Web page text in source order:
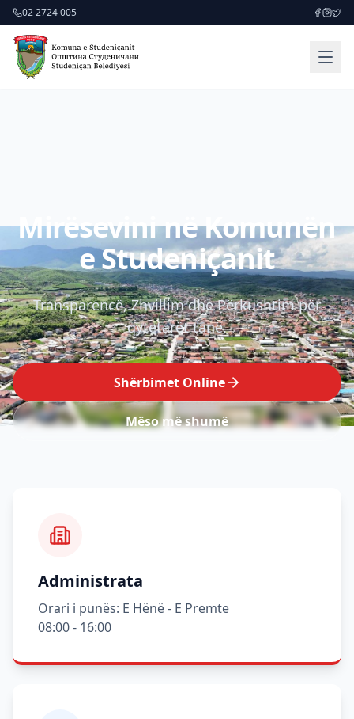
02 2724 005
Mirësevini në Komunën
e Studeniçanit
Transparencë, Zhvillim dhe Përkushtim për
qytetarët tanë.
Shërbimet Online
Mëso më shumë
Administrata
Orari i punës: E Hënë - E Premte
08:00 - 16:00